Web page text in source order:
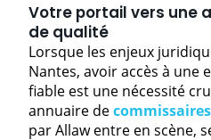
Votre portail vers une
de qualité
Lorsque les enjeux
Nantes, avoir accès à une
fiable est une nécessité
annuaire de
par Allaw entre en scène,